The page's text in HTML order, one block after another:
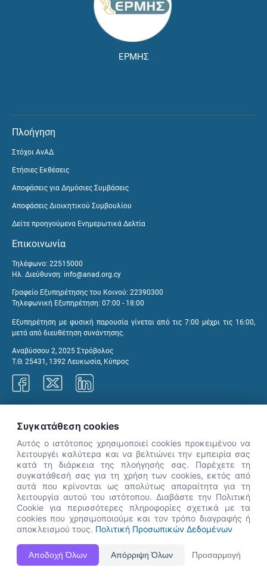
ΕΡΜΗΣ
Πλοήγηση
Στόχοι ΑνΑΔ
Ετήσιες Εκθέσεις
Αποφάσεις για Δημόσιες Συμβάσεις
Αποφάσεις Διοικητικού Συμβουλίου
Δείτε προηγούμενα Ενημερωτικά Δελτία
Επικοινωνία
Τηλέφωνο: 22515000
Ηλ. Διεύθυνση: info@anad.org.cy
Γραφείο Εξυπηρέτησης του Κοινού: 22390300
Τηλεφωνική Εξυπηρέτηση: 07:00 - 18:00
Εξυπηρέτηση με φυσική παρουσία γίνεται από τις 7:00 μέχρι τις 16:00,
μετά από διευθέτηση συνάντησης.
Αναβύσσου 2, 2025 Στρόβολος
Τ.Θ. 25431, 1392 Λευκωσία, Κύπρος
Η Ιστοσελίδα ΑνΑΔ είναι πλήρως συμβατή με τις νεότερες εκδόσεις, Google Chrome, Mozilla Firefox,
Apple Safari καθώς και Internet Explorer.
👋 Καλώς ήρθες! Είμαι η Νόησις.
Πες μου πώς μπορώ να σε βοηθήσω
σήμερα.
Συγκατάθεση cookies
Αυτός ο ιστότοπος χρησιμοποιεί cookies προκειμένου να
λειτουργέι καλύτερα και να βελτιώνει την εμπειρία σας
κατά τη διάρκεια της πλοήγησής σας. Παρέχετε τη
συγκατάθεσή σας για τη χρήση των cookies, εκτός από
αυτά που κρίνονται ως απολύτως απαραίτητα για τη
λειτουργία αυτού του ιστότοπου. Διαβάστε την Πολιτική
Cookie για περισσότερες πληροφορίες σχετικά με τα
cookies που χρησιμοποιούμε και τον τρόπο διαγραφής ή
αποκλεισμού τους. Πολιτική Προσωπικών Δεδομένων
Αποδοχή Όλων Απόρριψη Όλων Προσαρμογή